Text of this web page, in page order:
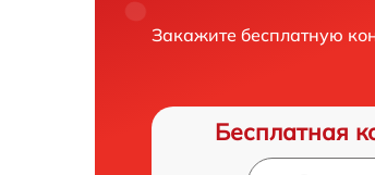
Закажите бесплатную
Бесплатная